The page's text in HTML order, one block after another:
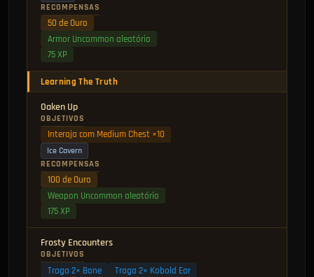
RECOMPENSAS
50 de Ouro
Armor Uncommon aleatório
75 XP
Learning The Truth
Oaken Up
OBJETIVOS
Interaja com Medium Chest ×10
Ice Cavern
RECOMPENSAS
100 de Ouro
Weapon Uncommon aleatório
175 XP
Frosty Encounters
OBJETIVOS
Traga 2× Bone Traga 2× Kobold Ear